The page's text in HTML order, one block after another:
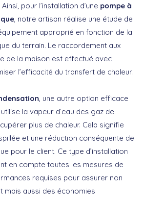
pour l’installation d’une pompe à
, notre artisan réalise une étude de
approprié en fonction de la
du terrain. Le raccordement aux
de la maison est effectué avec
l’efficacité du transfert de chaleur.
, une autre option efficace
la vapeur d’eau des gaz de
plus de chaleur. Cela signifie
et une réduction conséquente de
pour le client. Ce type d’installation
en compte toutes les mesures de
requises pour assurer non
mais aussi des économies